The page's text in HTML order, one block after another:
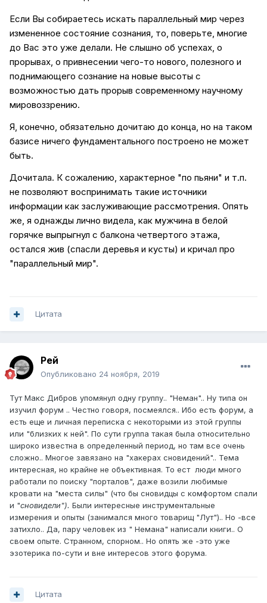
Если Вы собираетесь искать параллельный мир через
измененное состояние сознания, то, поверьте, многие
до Вас это уже делали. Не слышно об успехах, о
прорывах, о привнесении чего-то нового, полезного и
поднимающего сознание на новые высоты с
возможностью дать прорыв современному научному
мировоззрению.
Я, конечно, обязательно дочитаю до конца, но на таком
базисе ничего фундаментального построено не может
быть.
Дочитала. К сожалению, характерное "по пьяни" и т.п.
не позволяют воспринимать такие источники
информации как заслуживающие рассмотрения. Опять
же, я однажды лично видела, как мужчина в белой
горячке выпрыгнул с балкона четвертого этажа,
остался жив (спасли деревья и кусты) и кричал про
"параллельный мир".
Цитата
Рей
Опубликовано 24 ноября, 2019
Тут Макс Дибров упомянул одну группу.. "Неман".. Ну типа он
изучил форум .. Честно говоря, посмеялся.. Ибо есть форум, а
есть еще и личная переписка с некоторыми из этой группы
или "близких к ней". По сути группа такая была относительно
широко известна в определенный период, но там все очень
сложно.. Многое завязано на "хакерах сновидений".. Тема
интересная, но крайне не объективная. То ест люди много
работали по поиску "порталов", даже возили любимые
кровати на "места силы" (что бы сновидцы с комфортом спали
и "сновидели"). Были интересные инструментальные
измерения и опыты (занимался много товарищ "Лут").. Но -все
затихло.. Да, пару человек из " Немана" написали книги.. О
своем опыте. Странном, спорном.. Но опять же -это уже
эзотерика по-сути и вне интересов этого форума.
Цитата